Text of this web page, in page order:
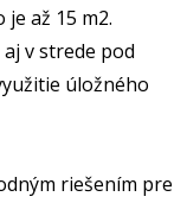
až 15 m2.
v strede pod
úložného
riešením pre